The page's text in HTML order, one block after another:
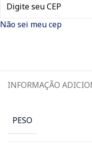
Não sei meu cep
INFORMAÇÃO
PESO